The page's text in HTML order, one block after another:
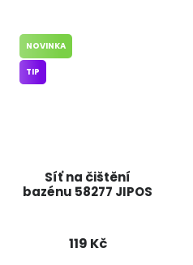
Síť na čištění
bazénu 58277 JIPOS
NOVINKA
TIP
119 Kč